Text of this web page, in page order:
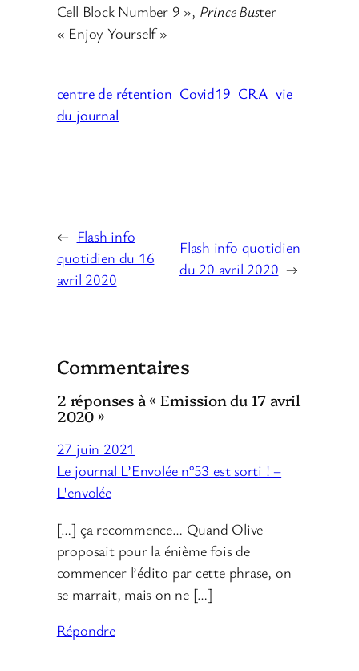
Cell Block Number 9 », Prince Buster
« Enjoy Yourself »
centre de rétention Covid19 CRA vie
du journal
← Flash info
quotidien du 16
avril 2020
Flash info quotidien
du 20 avril 2020 →
Commentaires
2 réponses à « Emission du 17 avril
2020 »
27 juin 2021
Le journal L’Envolée n°53 est sorti ! –
L'envolée
[…] ça recommence… Quand Olive
proposait pour la énième fois de
commencer l’édito par cette phrase, on
se marrait, mais on ne […]
Répondre